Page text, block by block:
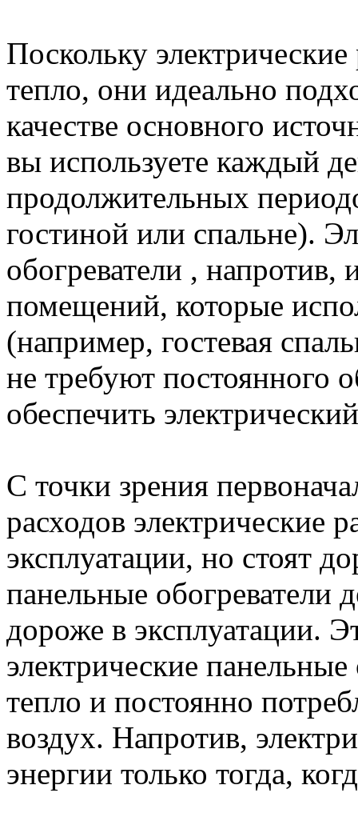
Поскольку
тепло, они идеально
качестве основного
вы используете каждый
продолжительных
гостиной или спальне).
обогреватели , напротив,
помещений, которые
(например, гостевая
не требуют постоянного
обеспечить
С точки зрения
расходов электрические
эксплуатации, но стоят
панельные обогреватели
дороже в эксплуатации.
электрические
тепло и постоянно
воздух. Напротив,
энергии только тогда,